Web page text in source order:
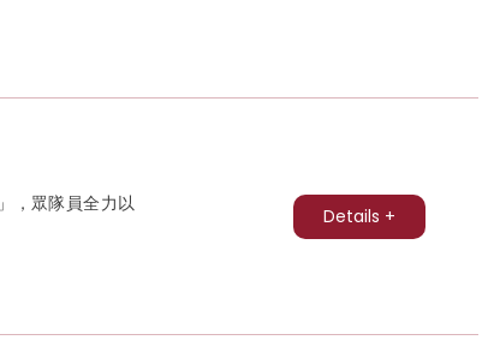
，眾隊員全力以
Details +